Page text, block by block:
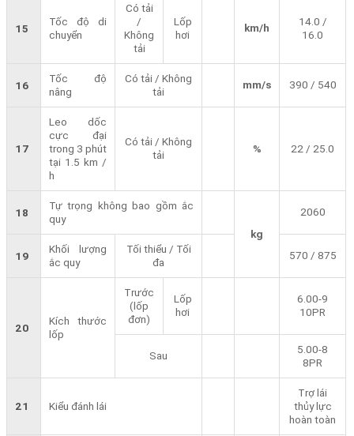
15
Tốc độ di
chuyển
Có tải
/
Không
tải
Lốp
hơi
km/h
14.0 /
16.0
16
Tốc độ
nâng
Có tải / Không
tải
mm/s 390 / 540
17
Leo dốc
cực đại
trong 3 phút
tại 1.5 km /
h
Có tải / Không
tải
% 22 / 25.0
18
Tự trọng không bao gồm ắc
quy
kg
2060
19
Khối lượng
ắc quy
Tối thiểu / Tối
đa
570 / 875
20
Kích thước
lốp
Trước
(lốp
đơn)
Lốp
hơi
6.00-9
10PR
Sau
5.00-8
8PR
21 Kiểu đánh lái
Trợ lái
thủy lực
hoàn toàn